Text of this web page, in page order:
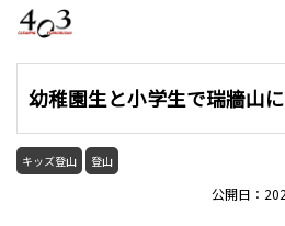
幼稚園生と小学生で瑞牆山
キッズ登山 登山
公開日：